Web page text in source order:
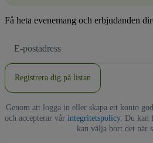
Få heta evenemang och erbjudanden
postadress
Registrera dig på listan
Genom att logga in eller skapa ett konto
och accepterar vår integritetspolicy. Du kan
kan välja bort det när